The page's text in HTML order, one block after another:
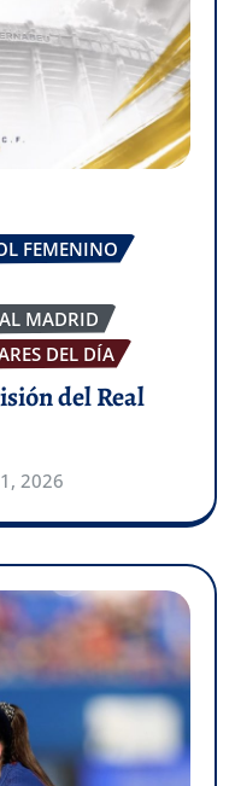
FEMENINO
MADRID
DEL DÍA
del Real
2026